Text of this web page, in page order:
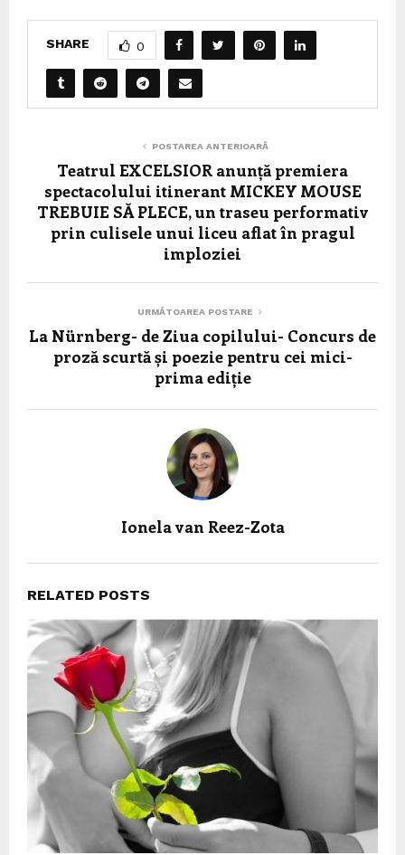
SHARE 0
POSTAREA ANTERIOARĂ
Teatrul EXCELSIOR anunță premiera
spectacolului itinerant MICKEY MOUSE
TREBUIE SĂ PLECE, un traseu performativ
prin culisele unui liceu aflat în pragul
imploziei
URMĂTOAREA POSTARE
La Nürnberg- de Ziua copilului- Concurs de
proză scurtă și poezie pentru cei mici-
prima ediție
Ionela van Reez-Zota
RELATED POSTS